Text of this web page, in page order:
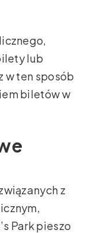
lub
w ten sposób
biletów w
z
Park pieszo